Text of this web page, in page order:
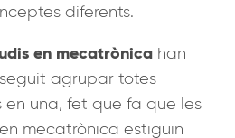
diferents.
en mecatrònica han
agrupar totes
en una, fet que fa que les
mecatrònica estiguin